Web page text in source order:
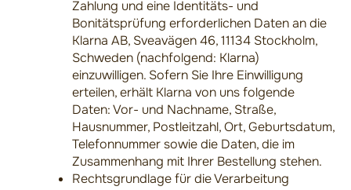
Zahlung und eine Identitäts- und
Bonitätsprüfung erforderlichen Daten an die
Klarna AB, Sveavägen 46, 11134 Stockholm,
Schweden (nachfolgend: Klarna)
einzuwilligen. Sofern Sie Ihre Einwilligung
erteilen, erhält Klarna von uns folgende
Daten: Vor- und Nachname, Straße,
Hausnummer, Postleitzahl, Ort, Geburtsdatum,
Telefonnummer sowie die Daten, die im
Zusammenhang mit Ihrer Bestellung stehen.
Rechtsgrundlage für die Verarbeitung